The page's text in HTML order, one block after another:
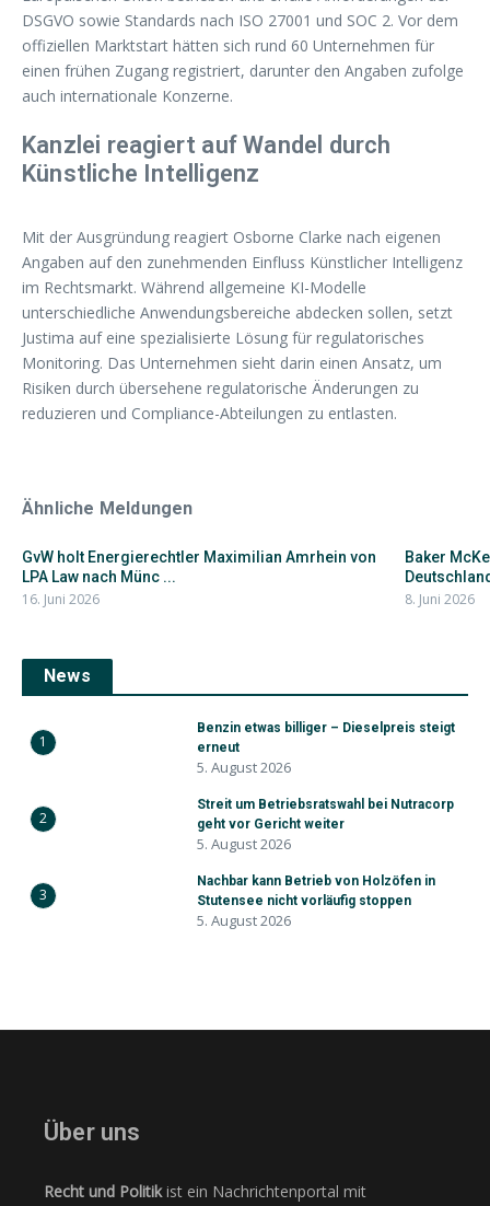
DSGVO sowie Standards nach ISO 27001 und SOC 2. Vor dem
offiziellen Marktstart hätten sich rund 60 Unternehmen für
einen frühen Zugang registriert, darunter den Angaben zufolge
auch internationale Konzerne.
Kanzlei reagiert auf Wandel durch
Künstliche Intelligenz
Mit der Ausgründung reagiert Osborne Clarke nach eigenen
Angaben auf den zunehmenden Einfluss Künstlicher Intelligenz
im Rechtsmarkt. Während allgemeine KI-Modelle
unterschiedliche Anwendungsbereiche abdecken sollen, setzt
Justima auf eine spezialisierte Lösung für regulatorisches
Monitoring. Das Unternehmen sieht darin einen Ansatz, um
Risiken durch übersehene regulatorische Änderungen zu
reduzieren und Compliance-Abteilungen zu entlasten.
Ähnliche Meldungen
GvW holt Energierechtler Maximilian Amrhein von
LPA Law nach Münc ...
16. Juni 2026
Baker
8. Juni 2026
News
1
Benzin etwas billiger – Dieselpreis steigt
erneut
5. August 2026
2
Streit um Betriebsratswahl bei Nutracorp
geht vor Gericht weiter
5. August 2026
3
Nachbar kann Betrieb von Holzöfen in
Stutensee nicht vorläufig stoppen
5. August 2026
Über uns
Recht und Politikist ein Nachrichtenportal mit